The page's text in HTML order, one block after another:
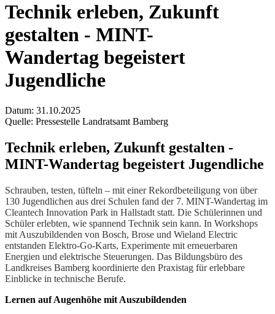
Technik erleben, Zukunft
gestalten - MINT-
Wandertag begeistert
Jugendliche
Datum: 31.10.2025
Quelle: Pressestelle Landratsamt Bamberg
Technik erleben, Zukunft gestalten -
MINT-Wandertag begeistert Jugendliche
Schrauben, testen, tüfteln – mit einer Rekordbeteiligung von über
130 Jugendlichen aus drei Schulen fand der 7. MINT-Wandertag im
Cleantech Innovation Park in Hallstadt statt. Die Schülerinnen und
Schüler erlebten, wie spannend Technik sein kann. In Workshops
mit Auszubildenden von Bosch, Brose und Wieland Electric
entstanden Elektro-Go-Karts, Experimente mit erneuerbaren
Energien und elektrische Steuerungen. Das Bildungsbüro des
Landkreises Bamberg koordinierte den Praxistag für erlebbare
Einblicke in technische Berufe.
Lernen auf Augenhöhe mit Auszubildenden